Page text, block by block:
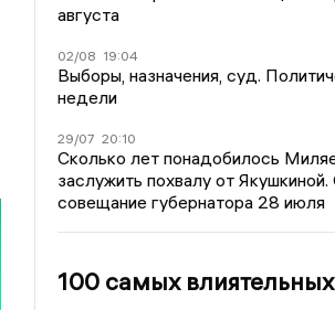
августа
02/08 19:04
Выборы, назначения, суд.
недели
29/07 20:10
Сколько лет понадобилось
заслужить похвалу от
совещание губернатора 28 июля
100 самых